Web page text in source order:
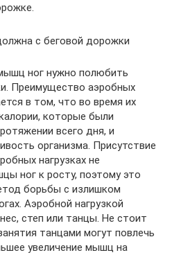
с беговой дорожки
ног нужно полюбить
Преимущество аэробных
в том, что во время их
которые были
всего дня, и
организма. Присутствие
нагрузках не
ног к росту, поэтому это
борьбы с излишком
Аэробной нагрузкой
степ или танцы. Не стоит
танцами могут повлечь
увеличение мышц на